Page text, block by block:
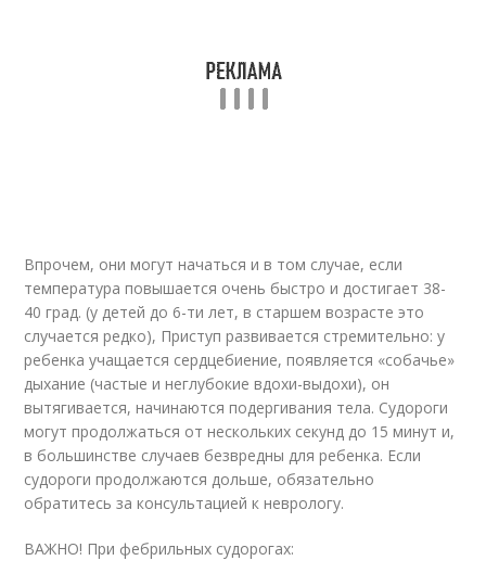
Впрочем, они могут начаться и в том случае, если
температура повышается очень быстро и достигает 38-
40 град. (у детей до 6-ти лет, в старшем возрасте это
случается редко), Приступ развивается стремительно: у
ребенка учащается сердцебиение, появляется «собачье»
дыхание (частые и неглубокие вдохи-выдохи), он
вытягивается, начинаются подергивания тела. Судороги
могут продолжаться от нескольких секунд до 15 минут и,
в большинстве случаев безвредны для ребенка. Если
судороги продолжаются дольше, обязательно
обратитесь за консультацией к неврологу.
ВАЖНО! При фебрильных судорогах: